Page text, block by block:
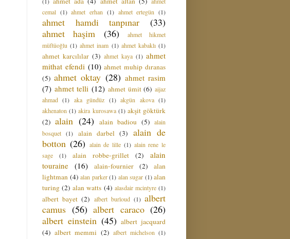
cemal (1) ahmet erhan (1) ahmet ertegün (1)
ahmet hamdi tanpınar
(33)
ahmet haşim
(36)
ahmet hikmet
müftüoğlu (1) ahmet inam (1) ahmet kabaklı (1)
ahmet karcılılar (3) ahmet kaya (1) ahmet
mithat efendi (10) ahmet muhip dıranas
(5) ahmet oktay (28) ahmet rasim
(7) ahmet telli (12) ahmet ümit (6) aijaz
ahmad (1) aka gündüz (1) akgün akova (1)
akhenaton (1) akira kurosawa (1) akşit göktürk
(2) alain (24) alain badiou (5) alain
bosquet (1) alain darbel (3)
alain de
botton (26) alain de lille (1) alain rene le
sage
(1) alain robbe-grillet (2)
alain
touraine (16) alain-fournier (2)
alan
lightman (4) alan parker (1) alan sugar (1) alan
turing (2) alan watts (4) alasdair mcintyre (1)
albert bayet (2) albert burloud (1) albert
camus (56) albert caraco (26)
albert einstein (45) albert jacquard
(4) albert memmi (2) albert michelson (1)